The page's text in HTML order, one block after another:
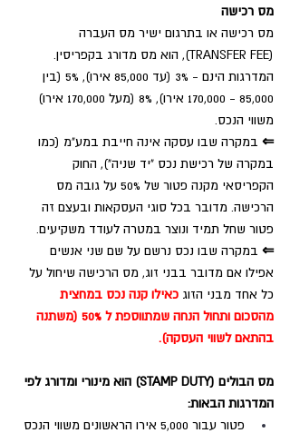
מס רכישה
מס רכישה או בתרגום ישיר מס העברה
(TRANSFER FEE), הוא מס מדורג בקפריסין.
המדרגות הינם - 3% (עד 85,000 אירו), 5% (בין
85,000 - 170,000 אירו), 8% (מעל 170,000 אירו)
משווי הנכס.
⇐ במקרה שבו עסקה אינה חייבת במע"מ (כמו
במקרה של רכישת נכס "יד שניה"), החוק
הקפריסאי מקנה פטור של 50% על גובה מס
הרכישה. מדובר בכל סוגי העסקאות ובעצם זה
פטור שחל תמיד ונוצר במטרה לעודד משקיעים.
⇐ במקרה שבו נכס נרשם על שם שני אנשים
אפילו אם מדובר בבני זוג, מס הרכישה שיחול על
כל אחד מבני הזוג כאילו קנה נכס במחצית
מהסכום ותחול הנחה שמתווספת ל 50% (משתנה
בהתאם לשווי העסקה).
מס הבולים (STAMP DUTY) הוא מינורי ומדורג לפי
המדרגות הבאות:
פטור עבור 5,000 אירו הראשונים משווי הנכס